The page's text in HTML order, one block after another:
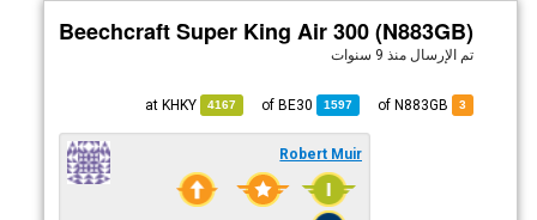
Beechcraft Super King Air 300 (N883GB)
تم الإرسال منذ 9 سنوات
3
1597
BE30
4167
KHKY
Robert Muir